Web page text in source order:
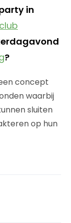
in
club
?
concept
waarbij
sluiten
op hun